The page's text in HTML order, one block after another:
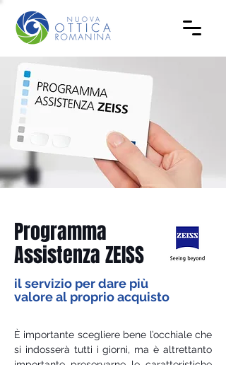
Programma
Assistenza ZEISS
il servizio per dare più
valore al proprio acquisto
È importante scegliere bene l’occhiale che
si indosserà tutti i giorni, ma è altrettanto